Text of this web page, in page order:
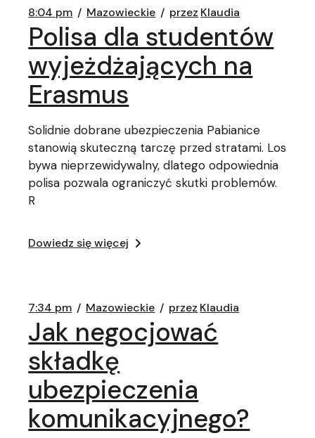
8:04 pm Mazowieckie przez Klaudia
Polisa dla studentów
wyjeżdżających na
Erasmus
Solidnie dobrane ubezpieczenia Pabianice
stanowią skuteczną tarczę przed stratami. Los
bywa nieprzewidywalny, dlatego odpowiednia
polisa pozwala ograniczyć skutki problemów.
R
Dowiedz się więcej
7:34 pm Mazowieckie przez Klaudia
Jak negocjować
składkę
ubezpieczenia
komunikacyjnego?